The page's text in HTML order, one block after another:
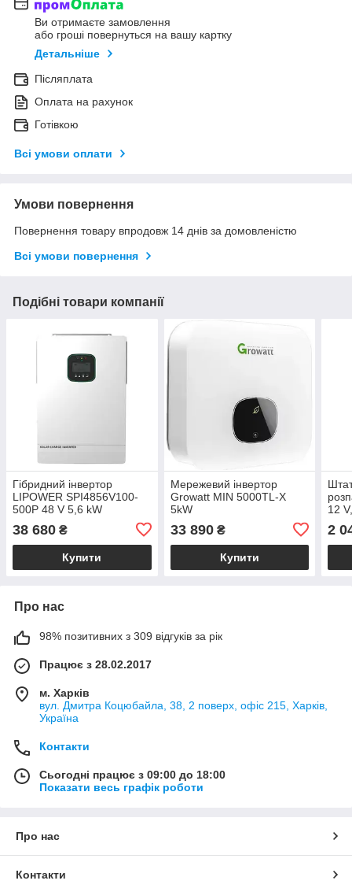
Ви отримаєте замовлення
або гроші повернуться на вашу картку
Детальніше
Післяплата
Оплата на рахунок
Готівкою
Всі умови оплати
Умови повернення
Повернення товару впродовж 14 днів за домовленістю
Всі умови повернення
Подібні товари компанії
Гібридний інвертор
LIPOWER SPI4856V100-
500P 48 V 5,6 kW
38 680 ₴
Купити
Мережевий інвертор
Growatt MIN 5000TL-X
5kW
33 890₴
Купити
12
2
Про нас
98% позитивних з 309 відгуків за рік
Працює з 28.02.2017
м. Харків
вул. Дмитра Коцюбайла, 38, 2 поверх, офіс 215, Харків,
Україна
Контакти
Сьогодні працює з 09:00 до 18:00
Показати весь графік роботи
Про нас
Контакти